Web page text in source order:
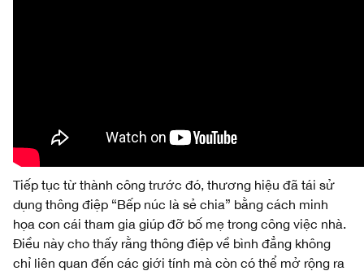
Tiếp tục từ thành công trước đó, thương hiệu đã tái sử
dụng thông điệp “Bếp núc là sẻ chia” bằng cách minh
họa con cái tham gia giúp đỡ bố mẹ trong công việc nhà.
Điều này cho thấy rằng thông điệp về bình đẳng không
chỉ liên quan đến các giới tính mà còn có thể mở rộng ra